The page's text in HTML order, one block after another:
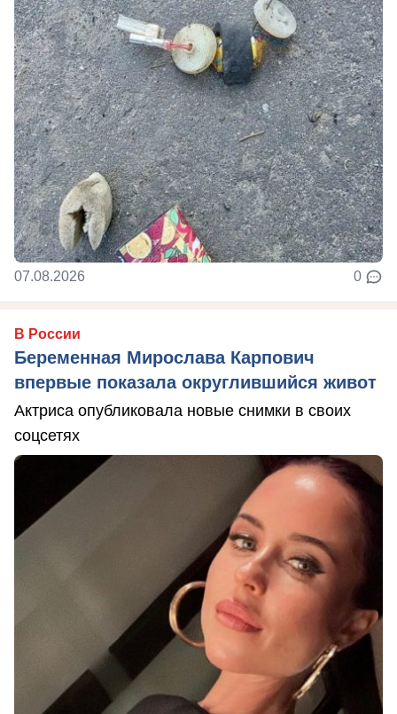
07.08.2026 0
В России
Беременная Мирослава Карпович
впервые показала округлившийся живот
Актриса опубликовала новые снимки в своих
соцсетях